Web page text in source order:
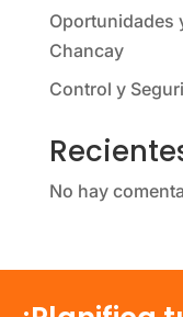
Oportunidades
Chancay
Control y
No hay